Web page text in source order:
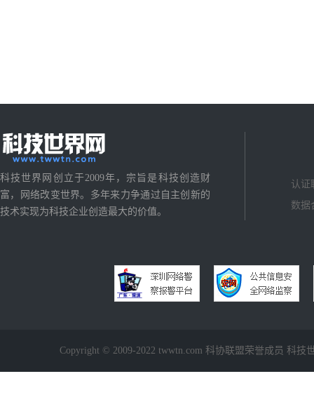
科技世界网创立于2009年，宗旨是科技创造财
富，网络改变世界。多年来力争通过自主创新的
技术实现为科技企业创造最大的价值。
认证
数据
Copyright © 2009-2022 twwtn.com 科协联盟荣誉成员 科